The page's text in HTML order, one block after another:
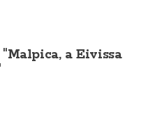
a Eivissa